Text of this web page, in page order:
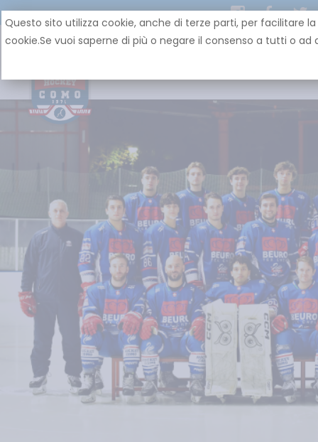
Questo sito utilizza cookie, anche di terze parti, per facilitare
cookie.Se vuoi saperne di più o negare il consenso a tutti o ad